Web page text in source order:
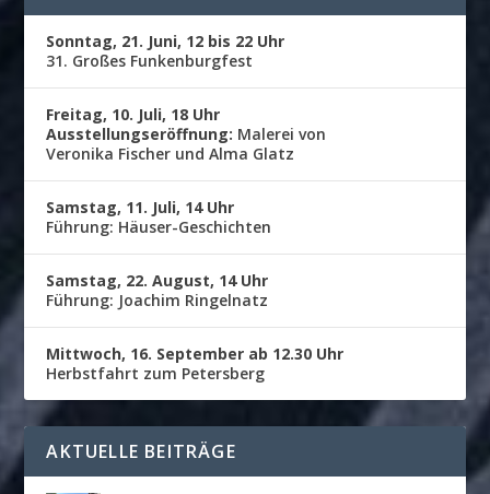
Sonntag, 21. Juni, 12 bis 22 Uhr
31. Großes Funkenburgfest
Freitag, 10. Juli, 18 Uhr
Ausstellungseröffnung: Malerei von
Veronika Fischer und Alma Glatz
Samstag, 11. Juli, 14 Uhr
Führung: Häuser-Geschichten
Samstag, 22. August, 14 Uhr
Führung: Joachim Ringelnatz
Mittwoch, 16. September ab 12.30 Uhr
Herbstfahrt zum Petersberg
AKTUELLE BEITRÄGE